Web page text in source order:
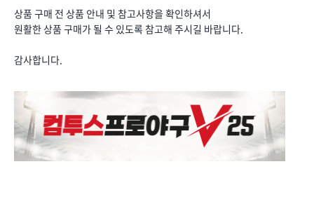
상품 구매 전 상품 안내 및 참고사항을 확인하셔서
원활한 상품 구매가 될 수 있도록 참고해 주시길 바랍니다.
감사합니다.